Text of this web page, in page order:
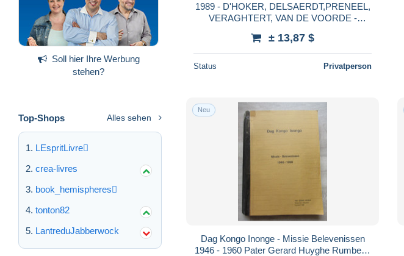
Soll hier Ihre Werbung
stehen?
Top-Shops Alles sehen
LEspritLivre
crea-livres
book_hemispheres
tonton82
LantreduJabberwock
1989 - D'HOKER, DELSAERDT,PRENEEL,
VERAGHTERT, VAN DE VOORDE -
± 13,87 $
Status Privatperson
Neu
Dag Kongo Inonge - Missie Belevenissen
1946 - 1960 Pater Gerard Huyghe Rumbeke